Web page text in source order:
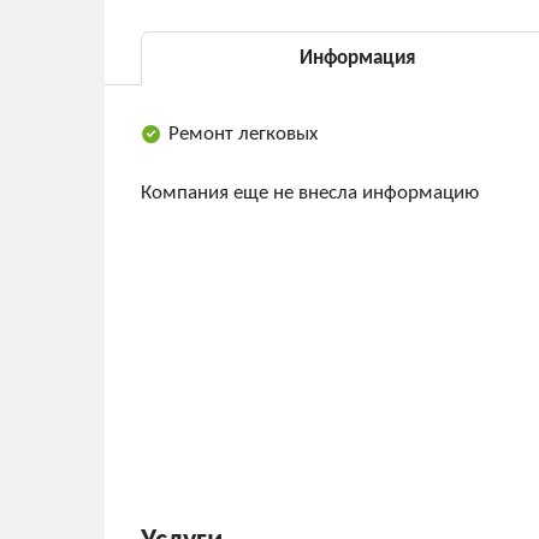
Информация
Ремонт легковых
Компания еще не внесла информацию